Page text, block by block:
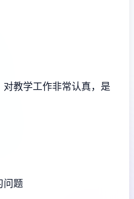
教学工作非常认真，是
问题